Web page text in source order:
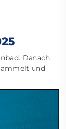
Danach
und